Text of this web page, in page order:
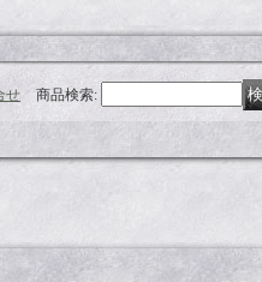
せ 商品検索: